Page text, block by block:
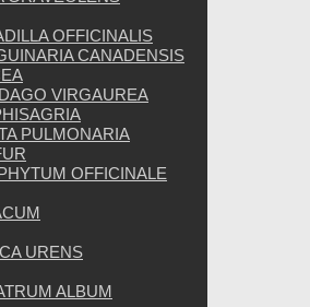
OFFICINALIS
CANADENSIS
VIRGAUREA
PULMONARIA
OFFICINALE
URENS
ALBUM